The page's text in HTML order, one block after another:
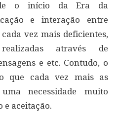
o início da Era da
e interação entre
vez mais deficientes,
através de
e etc. Contudo, o
que cada vez mais as
necessidade muito
e aceitação.